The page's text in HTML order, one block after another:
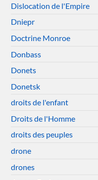
Dislocation de l'Empire
Dniepr
Doctrine Monroe
Donbass
Donets
Donetsk
droits de l'enfant
Droits de l'Homme
droits des peuples
drone
drones